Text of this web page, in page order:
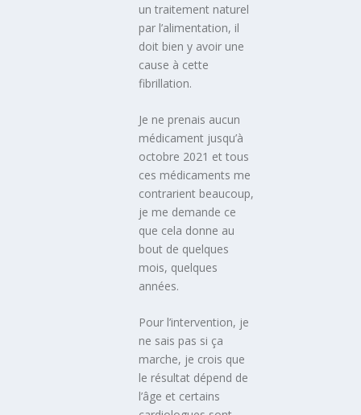
un traitement naturel
par l’alimentation, il
doit bien y avoir une
cause à cette
fibrillation.
Je ne prenais aucun
médicament jusqu’à
octobre 2021 et tous
ces médicaments me
contrarient beaucoup,
je me demande ce
que cela donne au
bout de quelques
mois, quelques
années.
Pour l’intervention, je
ne sais pas si ça
marche, je crois que
le résultat dépend de
l’âge et certains